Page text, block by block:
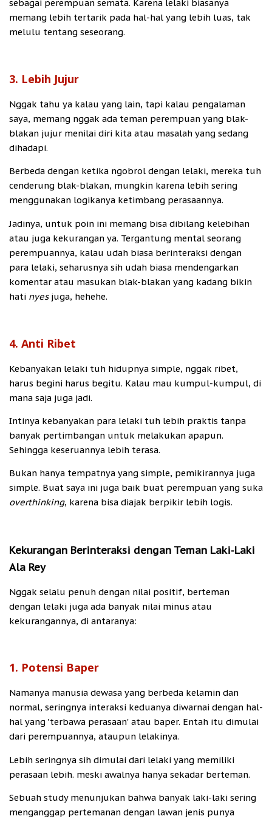
sebagai perempuan semata. Karena lelaki biasanya
memang lebih tertarik pada hal-hal yang lebih luas, tak
melulu tentang seseorang.
3. Lebih Jujur
Nggak tahu ya kalau yang lain, tapi kalau pengalaman
saya, memang nggak ada teman perempuan yang blak-
blakan jujur menilai diri kita atau masalah yang sedang
dihadapi.
Berbeda dengan ketika ngobrol dengan lelaki, mereka tuh
cenderung blak-blakan, mungkin karena lebih sering
menggunakan logikanya ketimbang perasaannya.
Jadinya, untuk poin ini memang bisa dibilang kelebihan
atau juga kekurangan ya. Tergantung mental seorang
perempuannya, kalau udah biasa berinteraksi dengan
para lelaki, seharusnya sih udah biasa mendengarkan
komentar atau masukan blak-blakan yang kadang bikin
hati nyes juga, hehehe.
4. Anti Ribet
Kebanyakan lelaki tuh hidupnya simple, nggak ribet,
harus begini harus begitu. Kalau mau kumpul-kumpul, di
mana saja juga jadi.
Intinya kebanyakan para lelaki tuh lebih praktis tanpa
banyak pertimbangan untuk melakukan apapun.
Sehingga keseruannya lebih terasa.
Bukan hanya tempatnya yang simple, pemikirannya juga
simple. Buat saya ini juga baik buat perempuan yang suka
overthinking, karena bisa diajak berpikir lebih logis.
Kekurangan Berinteraksi dengan Teman Laki-Laki
Ala Rey
Nggak selalu penuh dengan nilai positif, berteman
dengan lelaki juga ada banyak nilai minus atau
kekurangannya, di antaranya:
1. Potensi Baper
Namanya manusia dewasa yang berbeda kelamin dan
normal, seringnya interaksi keduanya diwarnai dengan hal-
hal yang 'terbawa perasaan' atau baper. Entah itu dimulai
dari perempuannya, ataupun lelakinya.
Lebih seringnya sih dimulai dari lelaki yang memiliki
perasaan lebih. meski awalnya hanya sekadar berteman.
Sebuah study menunjukan bahwa banyak laki-laki sering
menganggap pertemanan dengan lawan jenis punya